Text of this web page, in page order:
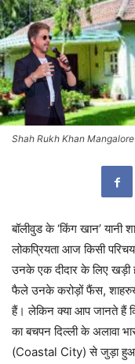
Shah Rukh Khan Mangalore
बॉलीवुड के ‘किंग खान’
लोकप्रियता आज किसी
उनके एक दीदार के लिए खड़ी
फैले उनके करोड़ों फैंस,
हैं। लेकिन क्या आप जानते हैं
का बचपन दिल्ली के अलावा
(Coastal City) से जुड़ा हुआ